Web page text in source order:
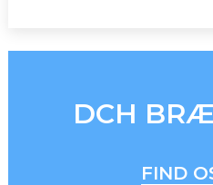
INSTAGRAM
DCH
FIND